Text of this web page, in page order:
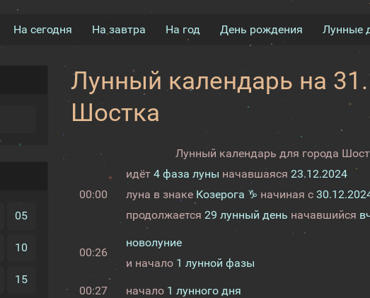
На сегодня На завтра На год День рождения Лунные
05
10
15
Лунный календарь на
Шостка
Лунный календарь для города
00:00
идёт 4 фаза луны начавшаяся 23.12.2024
луна в знаке Козерога ♑ начиная с
продолжается 29 лунный день начавшийся
00:26
новолуние
и начало 1 лунной фазы
00:27 начало 1 лунного дня